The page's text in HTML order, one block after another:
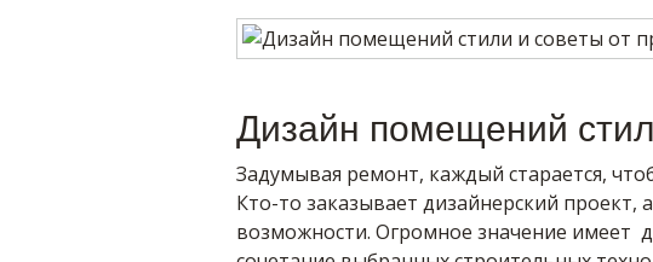
Дизайн помещений
Задумывая ремонт, каждый старается,
Кто-то заказывает дизайнерский проект,
возможности. Огромное значение имеет